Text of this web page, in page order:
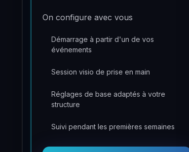
On configure avec vous
Démarrage à partir d'un de vos
événements
Session visio de prise en main
Réglages de base adaptés à votre
structure
Suivi pendant les premières semaines